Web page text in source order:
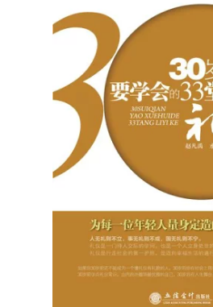
男裝
電子/紙本書
HOT